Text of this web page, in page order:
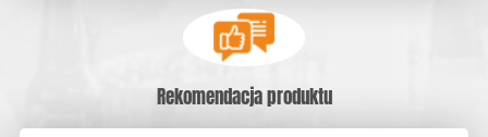
Rekomendacja produktu